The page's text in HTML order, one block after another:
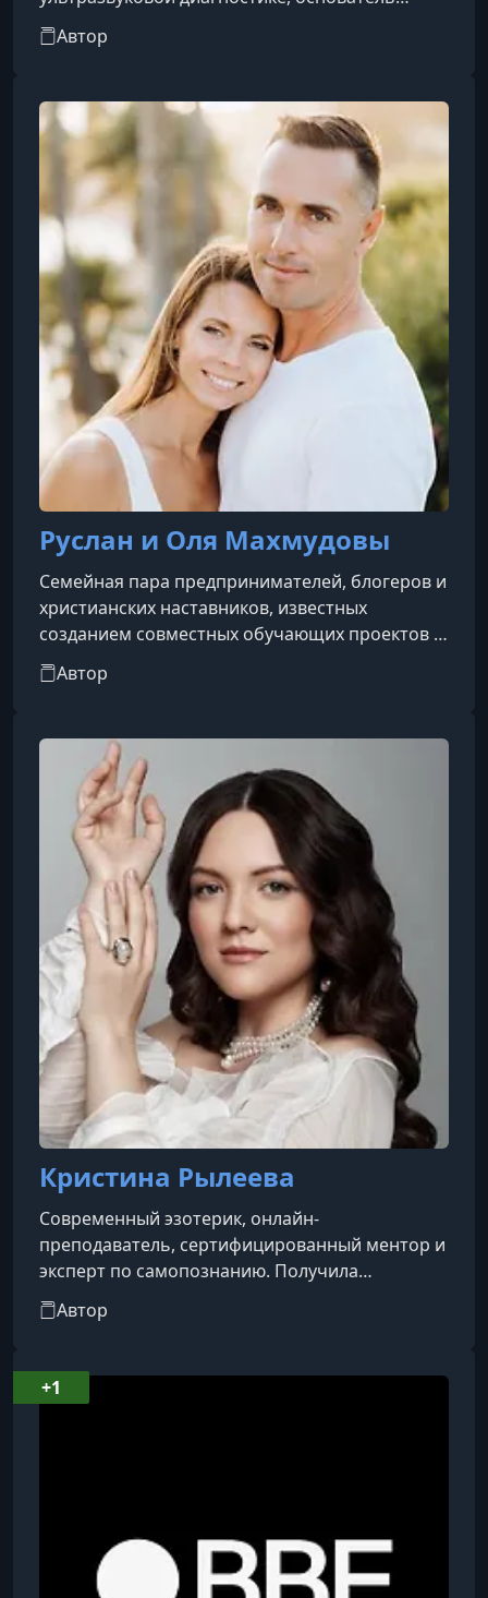
клиники и популярный медицинский блогер.
Автор
Руслан и Оля Махмудовы
Семейная пара предпринимателей, блогеров и
христианских наставников, известных
созданием совместных обучающих проектов и
курсов по личностному росту и жизни
Автор
Кристина Рылеева
Современный эзотерик, онлайн-
преподаватель, сертифицированный ментор и
эксперт по самопознанию. Получила
известность в инфобизнесе как создатель
авторских программ наставничества (включая
женщинам находить баланс между семьей,
духовным развитием и финансовой
Автор
+1